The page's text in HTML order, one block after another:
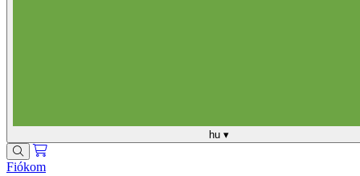
hu ▾
Fiókom